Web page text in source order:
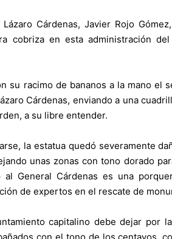
Cárdenas, Javier Rojo
cobriza en esta administración
su racimo de bananos a la mano el
Cárdenas, enviando a una
a su libre entender.
la estatua quedó severamente
unas zonas con tono dorado
al General Cárdenas es una
de expertos en el rescate de
capitalino debe dejar por
con el tono de los centavos,